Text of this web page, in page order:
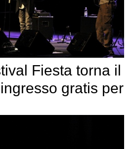
Fiesta torna il
gratis per